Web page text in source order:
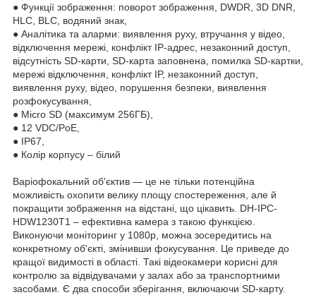
● Функції зображення: поворот зображення, DWDR, 3D DNR,
HLC, BLC, водяний знак,
● Аналітика та аларми: виявлення руху, втручання у відео,
відключення мережі, конфлікт IP-адрес, незаконний доступ,
відсутність SD-карти, SD-карта заповнена, помилка SD-картки,
мережі відключення, конфлікт IP, незаконний доступ,
виявлення руху, відео, порушення безпеки, виявлення
розфокусування,
● Micro SD (максимум 256ГБ),
● 12 VDC/PoE,
● IP67,
● Колір корпусу – білий
Варіофокальний об'єктив — це не тільки потенційна
можливість охопити велику площу спостереження, але й
покращити зображення на відстані, що цікавить. DH-IPC-
HDW1230T1 – ефективна камера з такою функцією.
Виконуючи моніторинг у 1080p, можна зосередитись на
конкретному об'єкті, змінивши фокусування. Це приведе до
кращої видимості в області. Такі відеокамери корисні для
контролю за відвідувачами у залах або за транспортними
засобами. Є два способи зберігання, включаючи SD-карту.